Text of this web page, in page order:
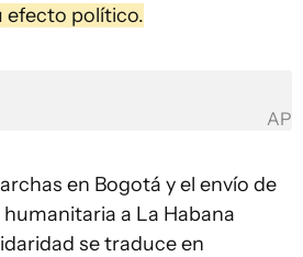
efecto político.
AP
en Bogotá y el envío de
a La Habana
se traduce en